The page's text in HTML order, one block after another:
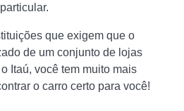
que exigem que o
de um conjunto de lojas
Itaú, você tem muito mais
o carro certo para você!